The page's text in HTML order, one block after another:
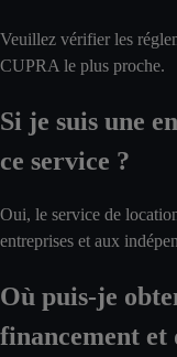
Veuillez vérifier les
CUPRA le plus proche.
Si je suis une
ce service ?
Oui, le service de
entreprises et aux
Où puis-je
financement et